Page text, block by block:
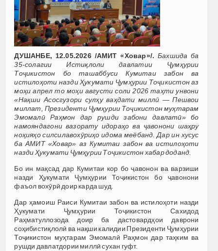
ДУШАНБЕ, 12.05.2026 /АМИТ «Ховар»/. Бахшида ба
35-солагии Истиқлоли давлатии Ҷумҳурии
Тоҷикистон бо ташаббуси Кумитаи забон ва
истилоҳоти назди Ҳукумати Ҷумҳурии Тоҷикистон аз
моҳи апрел то моҳи августи соли 2026 таҳти унвони
«Нақши Асосгузори сулҳу ваҳдати миллӣ — Пешвои
миллат, Президенти Ҷумҳурии Тоҷикистон муҳтарам
Эмомалӣ Раҳмон дар рушди забони давлатӣ» бо
намояндагони вазорату идораҳо ва ҷавонони шаҳру
ноҳияҳо силсилавохӯриҳо идома меёбанд. Дар ин хусус
ба АМИТ «Ховар» аз Кумитаи забон ва истилоҳоти
назди Ҳукумати Ҷумҳурии Тоҷикистон хабар доданд.
Бо ин мақсад дар Кумитаи кор бо ҷавонон ва варзиши
назди Ҳукумати Ҷумҳурии Тоҷикистон бо ҷавонони
фаъол вохӯрӣ доир карда шуд.
Дар ҳамоиш Раиси Кумитаи забон ва истилоҳоти назди
Ҳукумати Ҷумҳурии Тоҷикистон Сахидод
Раҳматуллозода доир ба дастовардҳои даврони
соҳибистиқлолӣ ва нақши калидии Президенти Ҷумҳурии
Тоҷикистон муҳтарам Эмомалӣ Раҳмон дар таҳким ва
рушди давлатдории миллӣ сухан гуфт.